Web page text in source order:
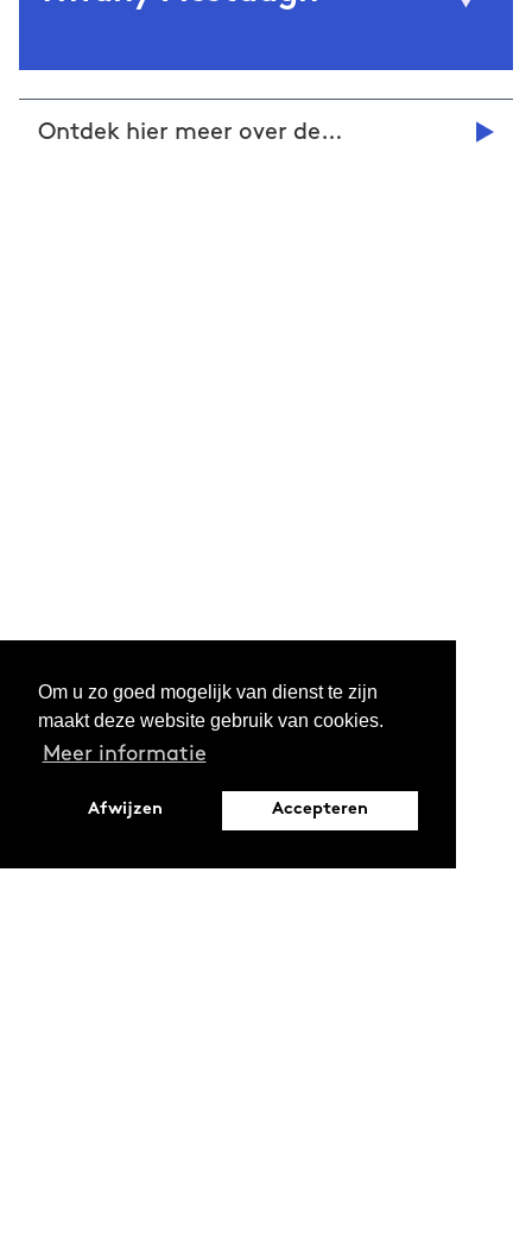
Om u zo goed mogelijk van dienst te zijn
maakt deze website gebruik van cookies.
Meer informatie
Afwijzen Accepteren
Tiffany Mestdagh(1989) is een viertalige
journaliste. Ze houdt van de wereld en van
Ontdek hier meer over de